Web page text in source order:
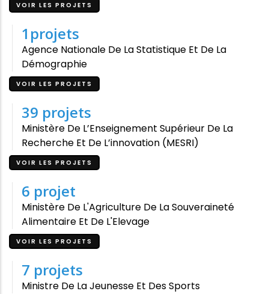
VOIR LES PROJETS
1 projets
Agence Nationale De La Statistique Et De La
Démographie
VOIR LES PROJETS
39 projets
Ministère De L’Enseignement Supérieur De La
Recherche Et De L’innovation (MESRI)
VOIR LES PROJETS
6 projet
Ministère De L'Agriculture De La Souveraineté
Alimentaire Et De L'Elevage
VOIR LES PROJETS
7 projets
Ministre De La Jeunesse Et Des Sports